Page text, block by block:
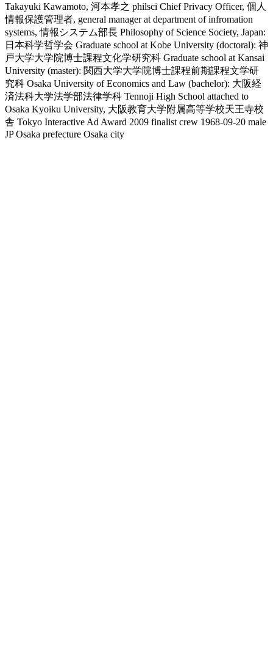
Takayuki Kawamoto, 河本孝之 philsci Chief Privacy Officer, 個人
情報保護管理者, general manager at department of infromation
systems, 情報システム部長 Philosophy of Science Society, Japan:
日本科学哲学会 Graduate school at Kobe University (doctoral): 神
戸大学大学院博士課程文化学研究科 Graduate school at Kansai
University (master): 関西大学大学院博士課程前期課程文学研
究科 Osaka University of Economics and Law (bachelor): 大阪経
済法科大学法学部法律学科 Tennoji High School attached to
Osaka Kyoiku University, 大阪教育大学附属高等学校天王寺校
舎 Tokyo Interactive Ad Award 2009 finalist crew 1968-09-20 male
JP Osaka prefecture Osaka city